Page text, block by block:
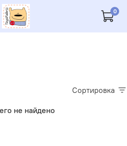
0
Сортировка
не найдено